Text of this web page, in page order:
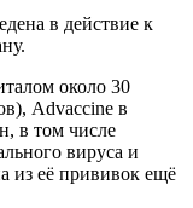
в действие к
около 30
Advaccine в
в том числе
вируса и
из её прививок ещё